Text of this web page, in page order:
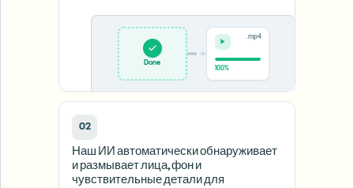
Done
100%
.mp4
02
Наш ИИ автоматически обнаруживает
и размывает лица, фон и
чувствительные детали для